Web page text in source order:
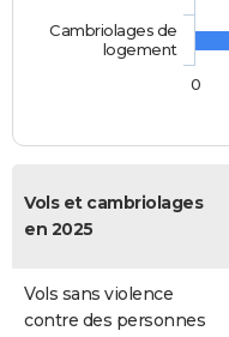
Cambriolages de
logement
0
Vols et cambriolages
en 2025
Vols sans violence
contre des personnes